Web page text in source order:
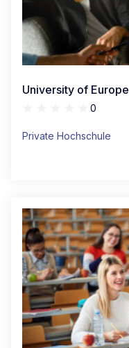
University of Europe
0
Private Hochschule